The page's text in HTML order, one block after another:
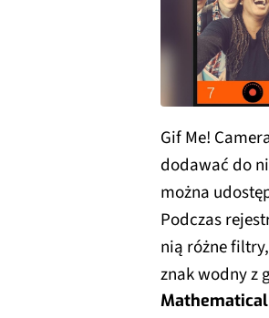
Gif Me!
dodawać do
można
Podczas
nią różne
znak wodny z